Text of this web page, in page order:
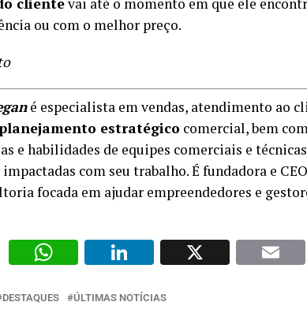
ou com o melhor preço.
é especialista em vendas, atendimento ao
planejamento estratégico comercial, bem
e habilidades de equipes comerciais e
impactadas com seu trabalho. É fundadora e
focada em ajudar empreendedores e
WhatsAppLinkedIn
X
DESTAQUES ÚLTIMAS NOTÍCIAS